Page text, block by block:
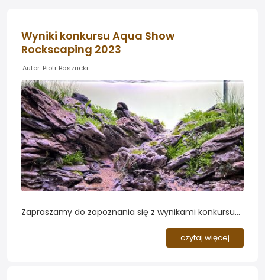
Wyniki konkursu Aqua Show
Rockscaping 2023
Autor: Piotr Baszucki
Zapraszamy do zapoznania się z wynikami konkursu
pażdziernika podczas lubelskich targów ZooPark.
Konkurs miał formułę LIVE - wszystkie aranżacje
czytaj więcej